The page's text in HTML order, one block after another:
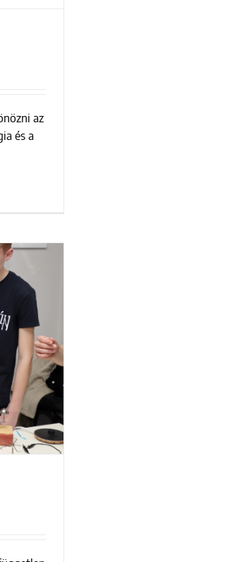
az
és a